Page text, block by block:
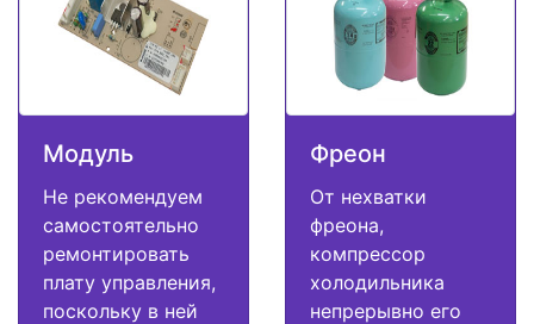
Модуль
Не рекомендуем
самостоятельно
ремонтировать
плату управления,
поскольку в ней
Фреон
От нехватки
фреона,
компрессор
холодильника
непрерывно его